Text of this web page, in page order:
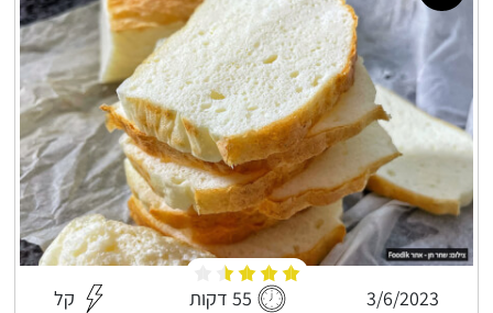
3/6/2023 55 דקות קל